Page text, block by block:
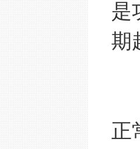
是
期
正